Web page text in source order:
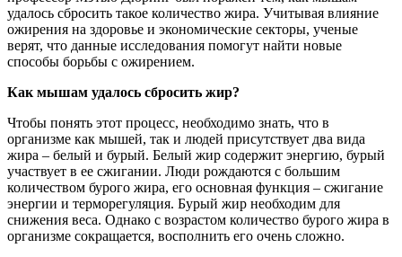
удалось сбросить такое количество жира. Учитывая влияние
ожирения на здоровье и экономические секторы, ученые
верят, что данные исследования помогут найти новые
способы борьбы с ожирением.
Как мышам удалось сбросить жир?
Чтобы понять этот процесс, необходимо знать, что в
организме как мышей, так и людей присутствует два вида
жира – белый и бурый. Белый жир содержит энергию, бурый
участвует в ее сжигании. Люди рождаются с большим
количеством бурого жира, его основная функция – сжигание
энергии и терморегуляция. Бурый жир необходим для
снижения веса. Однако с возрастом количество бурого жира в
организме сокращается, восполнить его очень сложно.